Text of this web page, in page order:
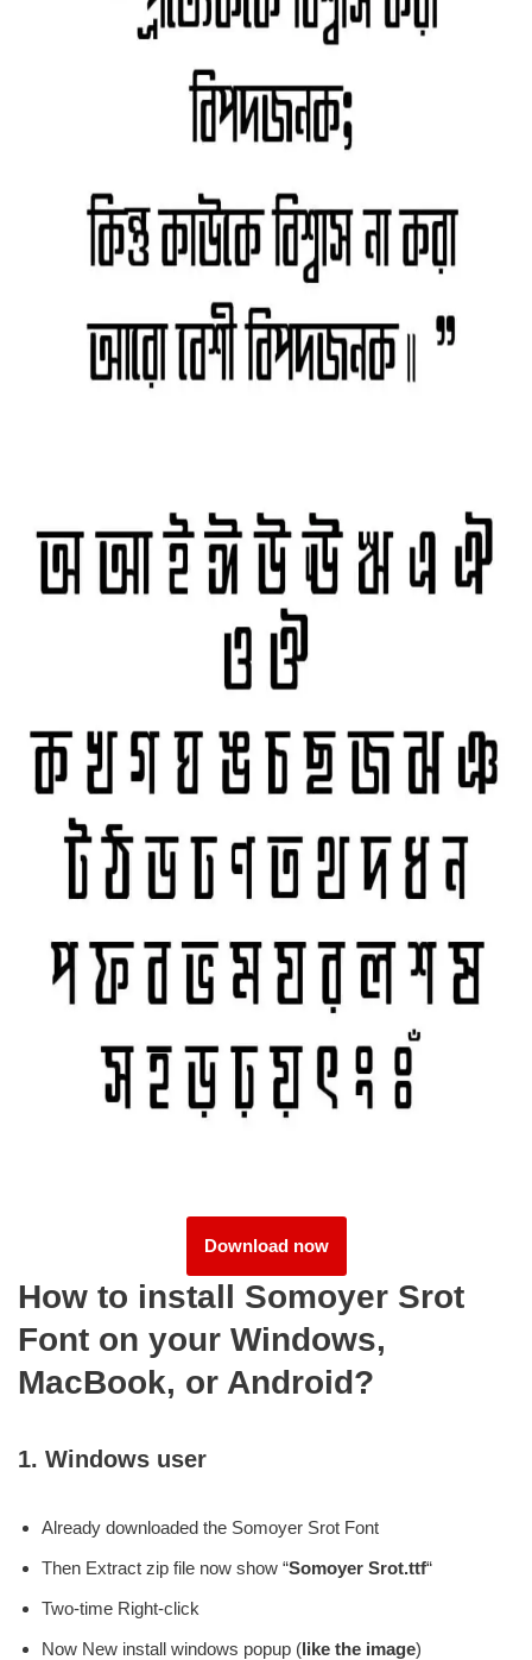
Download now
How to install Somoyer Srot
Font on your Windows,
MacBook, or Android?
1. Windows user
Already downloaded the Somoyer Srot Font
Then Extract zip file now show “Somoyer Srot.ttf“
Two-time Right-click
Now New install windows popup (like the image)